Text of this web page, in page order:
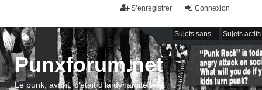
Connexion
S’enregistrer
Sujets sans réponse Sujets actifs
Punxforum.net
Le punk, avant, c'était d'la dynamite !